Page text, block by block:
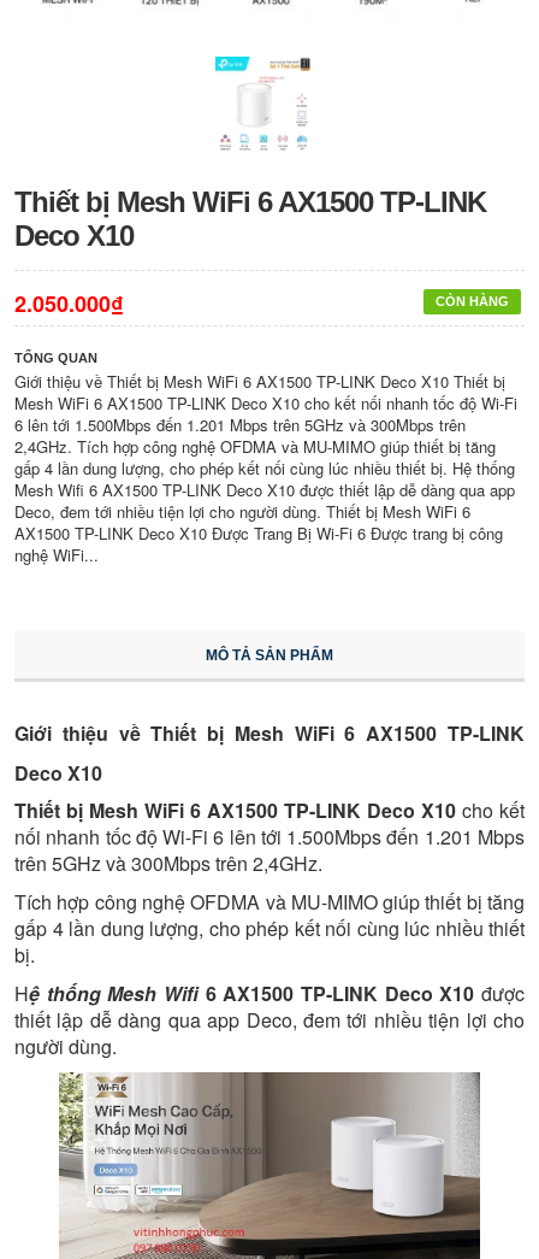
Thiết bị Mesh WiFi 6 AX1500 TP-LINK
Deco X10
CÒN HÀNG
2.050.000₫
TỔNG QUAN
Giới thiệu về Thiết bị Mesh WiFi 6 AX1500 TP-LINK Deco X10 Thiết bị
Mesh WiFi 6 AX1500 TP-LINK Deco X10 cho kết nối nhanh tốc độ Wi-Fi
6 lên tới 1.500Mbps đến 1.201 Mbps trên 5GHz và 300Mbps trên
2,4GHz. Tích hợp công nghệ OFDMA và MU-MIMO giúp thiết bị tăng
gấp 4 lần dung lượng, cho phép kết nối cùng lúc nhiều thiết bị. Hệ thống
Mesh Wifi 6 AX1500 TP-LINK Deco X10 được thiết lập dễ dàng qua app
Deco, đem tới nhiều tiện lợi cho người dùng. Thiết bị Mesh WiFi 6
AX1500 TP-LINK Deco X10 Được Trang Bị Wi-Fi 6 Được trang bị công
nghệ WiFi...
MÔ TẢ SẢN PHẨM
Giới thiệu về Thiết bị Mesh WiFi 6 AX1500 TP-LINK
Deco X10
Thiết bị Mesh WiFi 6 AX1500 TP-LINK Deco X10 cho kết
nối nhanh tốc độ Wi-Fi 6 lên tới 1.500Mbps đến 1.201 Mbps
trên 5GHz và 300Mbps trên 2,4GHz.
Tích hợp công nghệ OFDMA và MU-MIMO giúp thiết bị tăng
gấp 4 lần dung lượng, cho phép kết nối cùng lúc nhiều thiết
bị.
Hệ thống Mesh Wifi 6 AX1500 TP-LINK Deco X10 được
thiết lập dễ dàng qua app Deco, đem tới nhiều tiện lợi cho
người dùng.